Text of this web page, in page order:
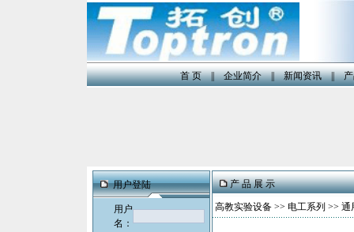
首 页||企业简介||新闻资讯||
用户登陆
用户
名：
产 品 展 示
高教实验设备 >> 电工系列 >> 通